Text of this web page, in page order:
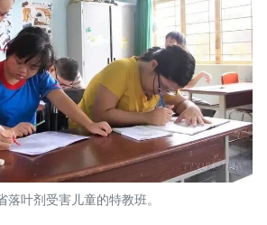
落叶剂受害儿童的特教班。